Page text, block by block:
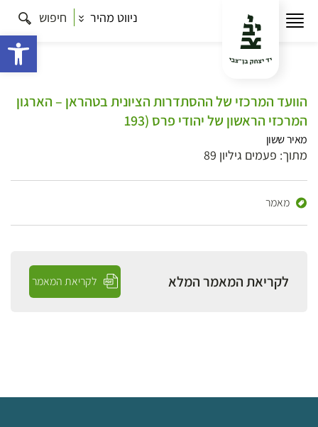
ניווט מהיר חיפוש
הוועד המרכזי של ההסתדרות הציונית בטהראן – הארגון
המרכזי הראשון של יהודי פרס (193
מאיר ששון
מתוך: פעמים גיליון 89
מאמר
לקריאת המאמר המלא לקריאת המאמר